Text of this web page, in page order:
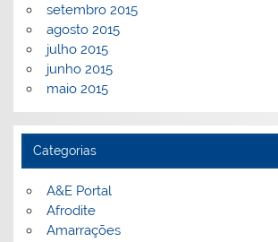
setembro 2015
agosto 2015
julho 2015
junho 2015
maio 2015
Categorias
A&E Portal
Afrodite
Amarrações